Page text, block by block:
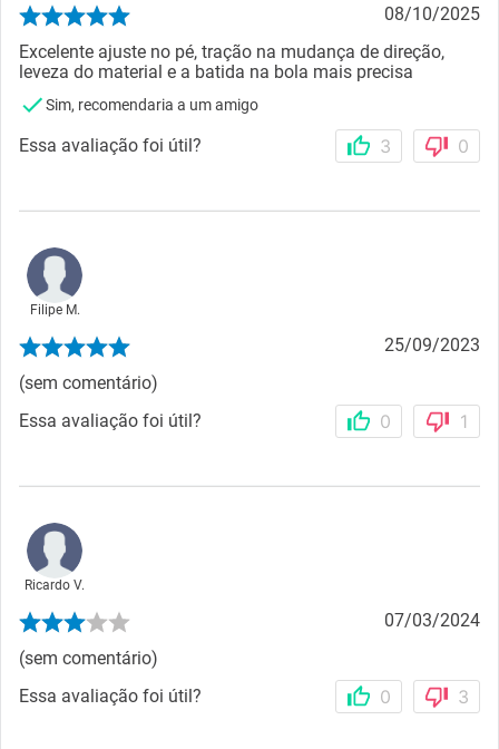
08/10/2025
Excelente ajuste no pé, tração na mudança de direção,
leveza do material e a batida na bola mais precisa
Sim, recomendaria a um amigo
Essa avaliação foi útil? 3 0
Filipe M.
25/09/2023
(sem comentário)
Essa avaliação foi útil?
0 1
Ricardo V.
07/03/2024
(sem comentário)
Essa avaliação foi útil?
0 3